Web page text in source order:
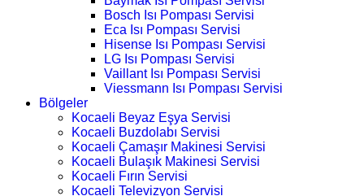
Bosch Isı Pompası Servisi
Eca Isı Pompası Servisi
Hisense Isı Pompası Servisi
LG Isı Pompası Servisi
Vaillant Isı Pompası Servisi
Viessmann Isı Pompası Servisi
Bölgeler
Kocaeli Beyaz Eşya Servisi
Kocaeli Buzdolabı Servisi
Kocaeli Çamaşır Makinesi Servisi
Kocaeli Bulaşık Makinesi Servisi
Kocaeli Fırın Servisi
Kocaeli Televizyon Servisi